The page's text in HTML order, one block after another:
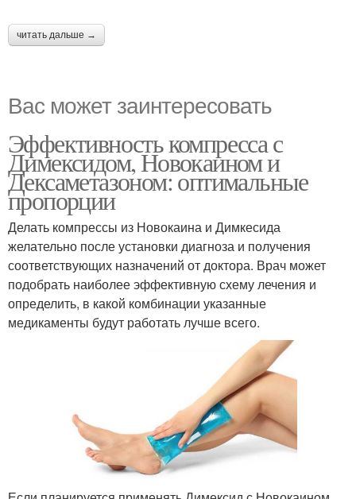
читать дальше →
Вас может заинтересовать
Эффективность компресса с
Димексидом, Новокаином и
Дексаметазоном: оптимальные
пропорции
Делать компрессы из Новокаина и Димкесида
желательно после установки диагноза и получения
соответствующих назначений от доктора. Врач может
подобрать наиболее эффективную схему лечения и
определить, в какой комбинации указанные
медикаменты будут работать лучше всего.